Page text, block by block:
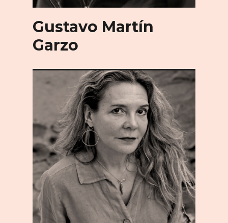
Gustavo Martín
Garzo